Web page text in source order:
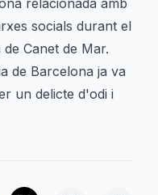
relacionada amb
socials durant el
Canet de Mar.
de Barcelona ja va
un delicte d'odi i